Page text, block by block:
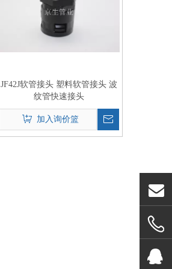
JF42J软管接头 塑料软管接头 波
纹管快速接头
加入询价篮